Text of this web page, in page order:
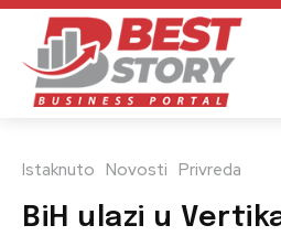
Istaknuto Novosti Privreda
BiH ulazi u